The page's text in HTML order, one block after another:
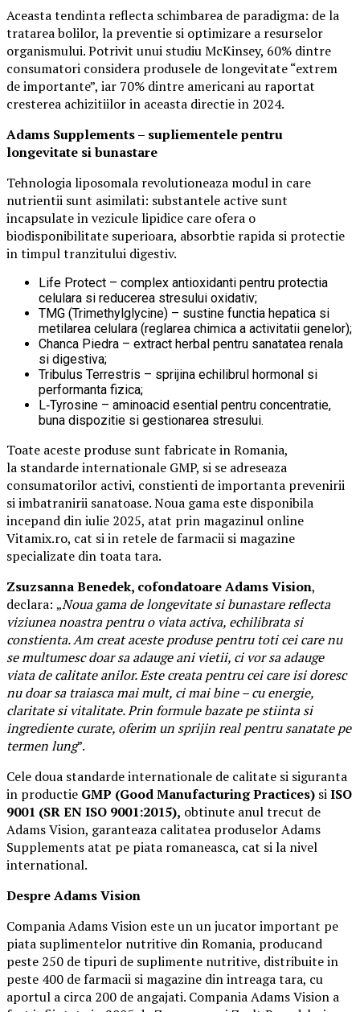
Aceasta tendinta reflecta schimbarea de paradigma: de la
tratarea bolilor, la preventie si optimizare a resurselor
organismului. Potrivit unui studiu McKinsey, 60% dintre
consumatori considera produsele de longevitate “extrem
de importante”, iar 70% dintre americani au raportat
cresterea achizitiilor in aceasta directie in 2024.
Adams Supplements – supliementelepentru
longevitate si bunastare
Tehnologia liposomala revolutioneaza modul in care
nutrientii sunt asimilati: substantele active sunt
incapsulate in vezicule lipidice care ofera o
biodisponibilitate superioara, absorbtie rapida si protectie
in timpul tranzitului digestiv.
Life Protect – complex antioxidanti pentru protectia
celulara si reducerea stresului oxidativ;
TMG (Trimethylglycine) – sustine functia hepatica si
metilarea celulara (reglarea chimica a activitatii genelor);
Chanca Piedra – extract herbal pentru sanatatea renala
si digestiva;
Tribulus Terrestris – sprijina echilibrul hormonal si
performanta fizica;
L‑Tyrosine – aminoacid esential pentru concentratie,
buna dispozitie si gestionarea stresului.
Toate aceste produse sunt fabricate in Romania,
la standarde internationale GMP, si se adreseaza
consumatorilor activi, constienti de importanta prevenirii
si imbatranirii sanatoase. Noua gama este disponibila
incepand din iulie 2025, atat prin magazinul online
Vitamix.ro, cat si in retele de farmacii si magazine
specializate din toata tara.
Zsuzsanna Benedek, cofondatoare Adams Vision,
declara: „Noua gama de longevitate si bunastare reflecta
viziunea noastra pentru o viata activa, echilibrata si
constienta. Am creat aceste produse pentru toti cei care nu
se multumesc doar sa adauge ani vietii, ci vor sa adauge
viata de calitate anilor. Este creata pentru cei care isi doresc
nu doar sa traiasca mai mult, ci mai bine – cu energie,
claritate si vitalitate. Prin formule bazate pe stiinta si
ingrediente curate, oferim un sprijin real pentru sanatate pe
termen lung”.
Cele doua standarde internationale de calitate si siguranta
in productie GMP (Good Manufacturing Practices) siISO
9001 (SR EN ISO 9001:2015), obtinute anul trecut de
Adams Vision, garanteaza calitatea produselor Adams
Supplements atat pe piata romaneasca, cat si la nivel
international.
Despre Adams Vision
Compania Adams Vision este un un jucator important pe
piata suplimentelor nutritive din Romania, producand
peste 250 de tipuri de suplimente nutritive, distribuite in
peste 400 de farmacii si magazine din intreaga tara, cu
aportul a circa 200 de angajati. Compania Adams Vision a